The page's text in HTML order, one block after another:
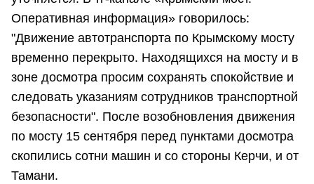
Оперативная информация» говорилось:
"Движение автотранспорта по Крымскому мосту
временно перекрыто. Находящихся на мосту и в
зоне досмотра просим сохранять спокойствие и
следовать указаниям сотрудников транспортной
безопасности". После возобновления движения
по мосту 15 сентября перед пунктами досмотра
скопились сотни машин и со стороны Керчи, и от
Тамани.